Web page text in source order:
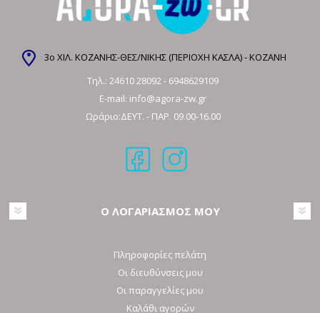
3ο ΧΙΛ. ΚΟΖΑΝΗΣ-ΘΕΣ/ΝΙΚΗΣ (ΠΕΡΙΟΧΗ ΚΑΣΛΑ) - ΚΟΖΑΝΗ
Τηλ.: 24610 28092- 6948629109
E-mail: info@agora-zw.gr
Ωράριο:ΔΕΥΤ. - ΠΑΡ. 09.00-16.00
Ο ΛΟΓΑΡΙΑΣΜΟΣ ΜΟΥ
Πληροφορίες πελάτη
Οι διευθύνσεις μου
Οι παραγγελίες μου
Καλάθι αγορών